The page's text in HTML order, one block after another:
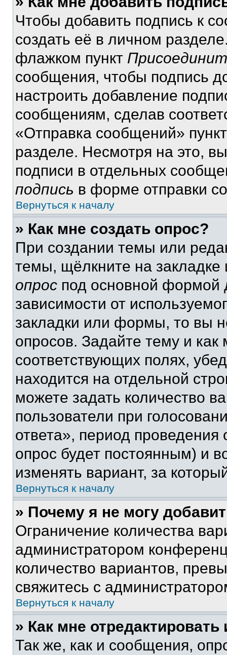
Чтобы добавить подпись к
создать её в личном
флажком пункт
сообщения, чтобы подпись
настроить добавление
сообщениям, сделав
«Отправка сообщений»
разделе. Несмотря на это,
подписи в отдельных
подпись в форме отправки
Вернуться к началу
» Как мне создать опрос?
При создании темы или
темы, щёлкните на
опрос под основной формой
зависимости от
закладки или формы, то вы
опросов. Задайте тему и
соответствующих полях,
находится на отдельной
можете задать количество
пользователи при
ответа», период проведения
опрос будет постоянным) и
изменять вариант, за
Вернуться к началу
» Почему я не могу
Ограничение количества
администратором
количество вариантов,
свяжитесь с
Вернуться к началу
» Как мне
Так же, как и сообщения,